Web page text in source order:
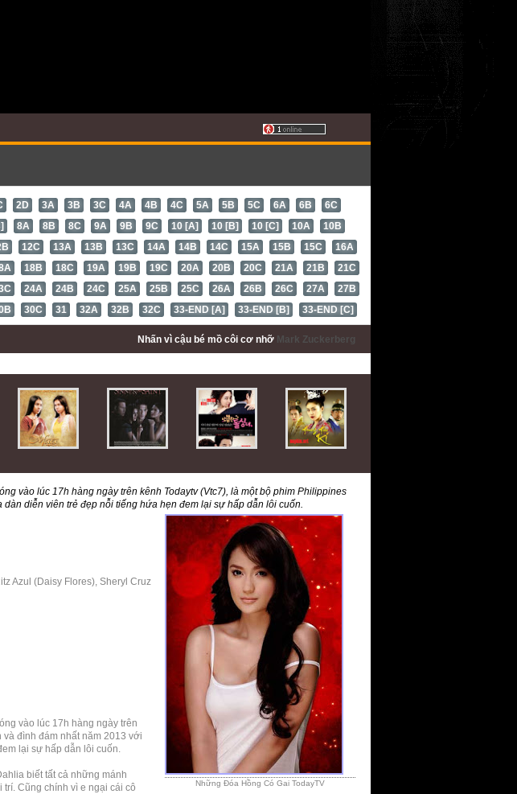
2D 3A 3B 3C 4A 4B 4C 5A 5B 5C 6A 6B
6C
8A 8B 8C 9A 9B 9C 10 [A] 10 [B] 10 [C] 10A
10B
12C 13A 13B 13C 14A 14B 14C 15A 15B 15C
16A
18B 18C 19A 19B 19C 20A 20B 20C 21A 21B
21C
24A 24B 24C 25A 25B 25C 26A 26B 26C 27A
27B
30C 31 32A 32B 32C 33-END [A] 33-END [B] 33-END [C]
Nhấn vì cậu bé mồ côi cơ nhỡ Mark Zuckerberg
vào lúc 17h hàng ngày trên kênh Todaytv (Vtc7), là một bộ phim Philippines
diễn viên trẻ đẹp nỗi tiếng hứa hẹn đem lại sự hấp dẫn lôi cuốn.
Những Đóa Hồng Có Gai TodayTV
Azul (Daisy Flores), Sheryl Cruz
vào lúc 17h hàng ngày trên
và đình đám nhất năm 2013 với
lại sự hấp dẫn lôi cuốn.
biết tất cả những mánh
Cũng chính vì e ngại cái cô